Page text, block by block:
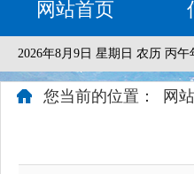
网站首页
2026年8月9日 星期日 农历 丙午
您当前的位置： 网